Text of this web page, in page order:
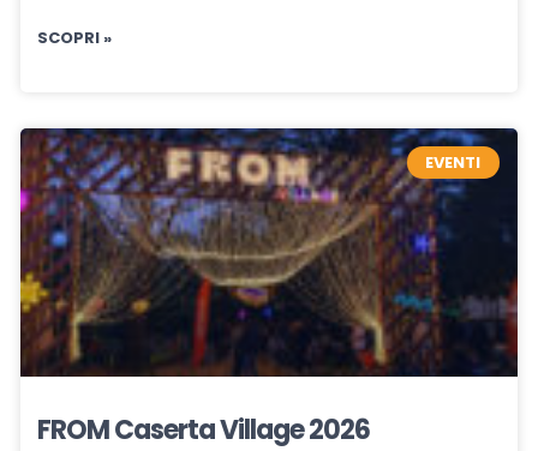
SCOPRI »
EVENTI
FROM Caserta Village 2026